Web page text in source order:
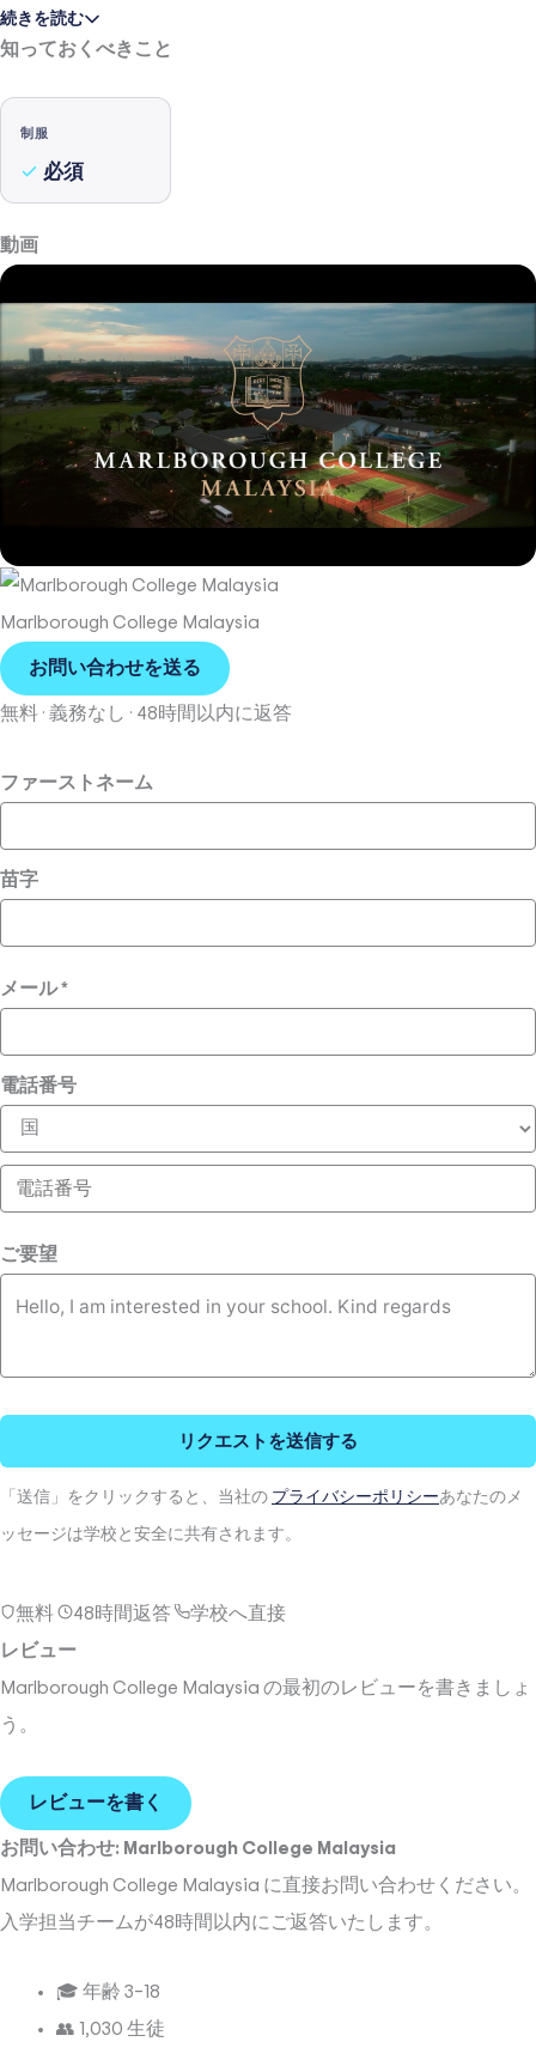
football pitches, cricket ground, full-size hockey astro, covered
tennis courts, basketball courts, netball courts, gymnasium, 50m
badminton court, table tennis spaces and a golf driving range.
Other areas includes music rooms, drama theatre, multipurpose
hall, dedicated Art & Design Technology building, science labs,
libraries, cooking room, and play area for younger pupils.
Outdoor spaces includes an organic farm, a lake for kayaking,
forest school and goat enclosure.
続きを読む
知っておくべきこと
制服
必須
動画
Marlborough College Malaysia
お問い合わせを送る
無料 · 義務なし · 48時間以内に返答
ファーストネーム
苗字
メール*
電話番号
ご要望
リクエストを送信する
「送信」をクリックすると、当社の プライバシーポリシーあなたのメ
ッセージは学校と安全に共有されます。
無料 48時間返答 学校へ直接
レビュー
Marlborough College Malaysia の最初のレビューを書きましょ
う。
レビューを書く
お問い合わせ: Marlborough College Malaysia
Marlborough College Malaysia に直接お問い合わせください。
入学担当チームが48時間以内にご返答いたします。
🎓 年齢 3–18
👥 1,030 生徒